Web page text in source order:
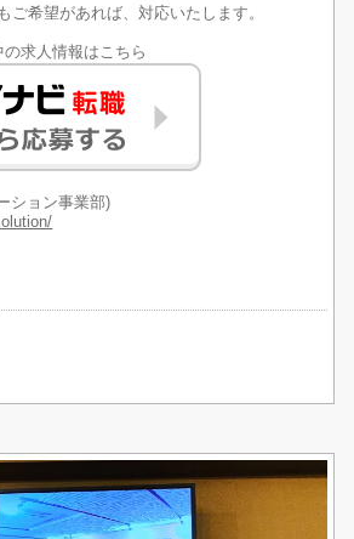
ご希望があれば、対応いたします。
求人情報はこちら
ション事業部)